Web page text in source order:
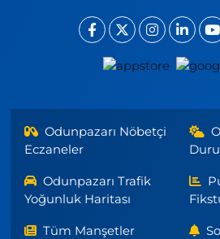
Odunpazarı Nöbetçi
Eczaneler
Odunpazarı Trafik
Yoğunluk Haritası
Tüm Manşetler